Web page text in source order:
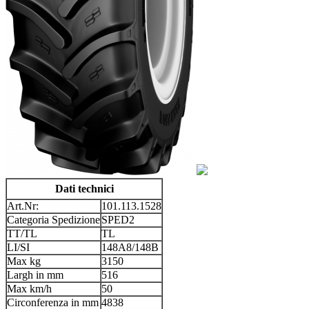
Dati technici
Art.Nr:
101.113.1528
Categoria SpedizioneSPED2
TT/TL
TL
LI/SI
148A8/148B
Max kg
3150
Largh in mm
516
Max km/h
50
Circonferenza in mm 4838